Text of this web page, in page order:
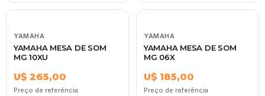
YAMAHA
YAMAHA MESA DE SOM
MG 10XU
U$ 265,00
Preço de referência
YAMAHA
YAMAHA MESA DE SOM
MG 06X
U$ 185,00
Preço de referência